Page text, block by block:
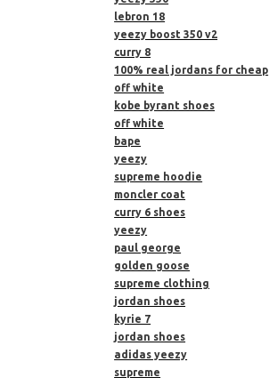
lebron 18
yeezy boost 350 v2
curry 8
100% real jordans for cheap
off white
kobe byrant shoes
off white
bape
yeezy
supreme hoodie
moncler coat
curry 6 shoes
yeezy
paul george
golden goose
supreme clothing
jordan shoes
kyrie 7
jordan shoes
adidas yeezy
supreme